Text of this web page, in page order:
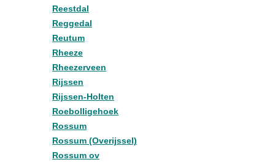
Reestdal
Reggedal
Reutum
Rheeze
Rheezerveen
Rijssen
Rijssen-Holten
Roebolligehoek
Rossum
Rossum (Overijssel)
Rossum ov